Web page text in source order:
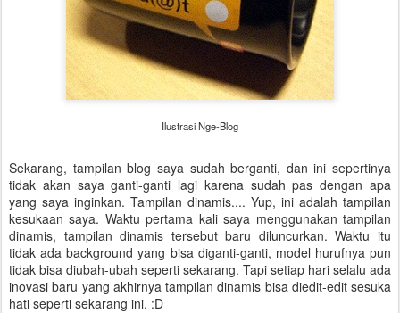
Ilustrasi Nge-Blog
Sekarang, tampilan blog saya sudah berganti, dan ini sepertinya
tidak akan saya ganti-ganti lagi karena sudah pas dengan apa
yang saya inginkan. Tampilan dinamis.... Yup, ini adalah tampilan
kesukaan saya. Waktu pertama kali saya menggunakan tampilan
dinamis, tampilan dinamis tersebut baru diluncurkan. Waktu itu
tidak ada background yang bisa diganti-ganti, model hurufnya pun
tidak bisa diubah-ubah seperti sekarang. Tapi setiap hari selalu ada
inovasi baru yang akhirnya tampilan dinamis bisa diedit-edit sesuka
hati seperti sekarang ini. :D